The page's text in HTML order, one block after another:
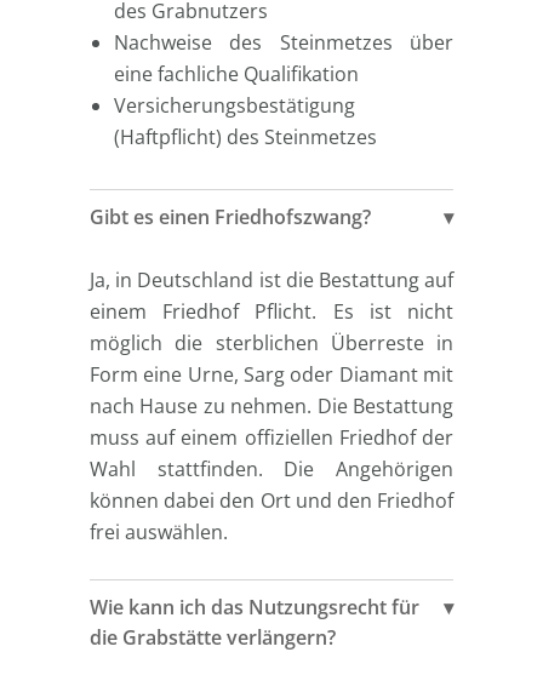
des Grabnutzers
Nachweise des Steinmetzes über
eine fachliche Qualifikation
Versicherungsbestätigung
(Haftpflicht) des Steinmetzes
Gibt es einen Friedhofszwang?
Ja, in Deutschland ist die Bestattung auf
einem Friedhof Pflicht. Es ist nicht
möglich die sterblichen Überreste in
Form eine Urne, Sarg oder Diamant mit
nach Hause zu nehmen. Die Bestattung
muss auf einem offiziellen Friedhof der
Wahl stattfinden. Die Angehörigen
können dabei den Ort und den Friedhof
frei auswählen.
Wie kann ich das Nutzungsrecht für
die Grabstätte verlängern?